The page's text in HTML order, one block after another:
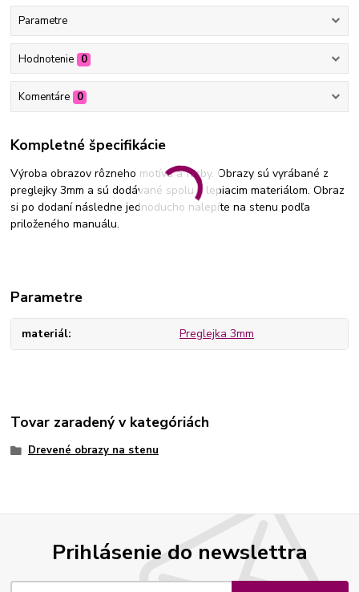
Parametre
Hodnotenie 0
Komentáre 0
Kompletné špecifikácie
Výroba obrazov rôzneho motívu a farby. Obrazy sú vyrábané z
preglejky 3mm a sú dodávané spolu s lepiacim materiálom. Obraz
si po dodaní následne jednoducho nalepíte na stenu podľa
priloženého manuálu.
Parametre
materiál Preglejka 3mm
Tovar zaradený v kategóriách
Drevené obrazy na stenu
Prihlásenie do newslettra